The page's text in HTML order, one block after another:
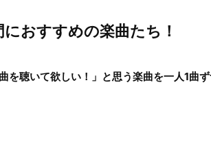
おすすめの楽曲たち！
聴いて欲しい！」と思う楽曲を一人1曲ず